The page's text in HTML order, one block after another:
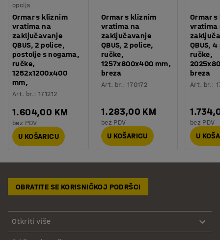
opcija
Ormar s kliznim
vratima na
zaključavanje
QBUS, 2 police,
postolje s nogama,
ručke,
1252x1200x400
mm,
Art. br.:171212
1.604,00 KM
bez PDV
U KOŠARICU
Ormar s kliznim
vratima na
zaključavanje
QBUS, 2 police,
ručke,
1257x800x400 mm,
breza
Art. br.: 170172
1.283,00 KM
bez PDV
U KOŠARICU
Ormar
vratima
QBUS,
ručke,
breza
Art. br.:
bez PDV
U
OBRATITE SE KORISNIČKOJ PODRŠCI
Otkriti više